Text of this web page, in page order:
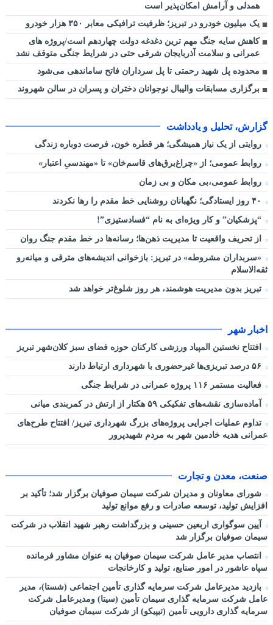
همدلی و آرامش امکان‌پذیر است
یک میلیون خودرو در تبریز؛ ظرفیت ترافیکی معابر ۳۵۰ هزار خودرو
کاهش سایه جنگ مهم ‌ترین دغدغه دولت چهاردهم است/پروژه ‌های
عمرانی و سلامت آذربایجان شرقی حتی در شرایط جنگی متوقف نشد
محدوده پل شهید رحمتی تا پل سرداران فاتح ساماندهی می‌شود
برگزاری مسابقات والیبال نوجوانان دختران و پسران در سالن شهروند
گزارش، تحلیل و یادداشت
روایتی از یک نیاز همیشگی؛ هر قطره خون، فرصت دوباره زندگی
روابط عمومی؛ از «چراغ‌برق‌های قاسم‌خان» تا «مهندسیِ اعتبار»
روابط عمومی،بی مکان و بی زمان
“پزشکیان” و کار ویژه‌ای به نام “فسادستیزی”!
از تحریف واقعیت تا مدیریت ذهن‌ها؛ رسانه‌ها در خط مقدم جنگ روان
«سربداران مشروطه» در تبریز: بازخوانی اندیشه‌های مترقی و میانه‌رو
ثقه‌الاسلام
تبریز بدون مدیریت هوشمند، هر روز شلوغ‌تر خواهد شد
اخبار شهر
افتتاح نخستین المپیاد ورزشی کارکنان حوزه فضای سبز کلان‌شهر تبریز
فعالیت مستمر ۱۱۶ پروژه عمرانی در شرایط جنگی
آماده‌سازی نقشه‌های تفکیکی ۵۹ هکتار از ارتش در کمربندی میانی
تداوم عملیات اجرایی پروژه‌های بزرگ شهرداری تبریز/ افتتاح طرح‌های
عمرانی هدیه خادمین شهر به مردم شهیدپرور
صنعت، معدن و تجارت
شورای معاونان و مدیران شرکت سیمان صوفیان برگزار شد؛ تأکید بر
افزایش تولید، توسعه صادرات و رفع موانع تولید
آیین سوگواری اربعین حسینی و بزرگداشت رهبر شهید انقلاب در شرکت
سیمان صوفیان برگزار شد
انتصاب مدیر عامل شرکت سیمان صوفیان به عنوان مشاور فرمانده
سپاه عاشور در امور صنایع، تولید و کارخانجات
بازدید مدیرعامل شرکت سرمایه گذاری تأمین اجتماعی (شستا)، مدیر
عامل شرکت سرمایه گذاری سیمان تأمین (سیتا) ومدیرعامل شرکت
سرمایه گذاری دارویی تأمین (تیپیکو) از شرکت سیمان صوفیان